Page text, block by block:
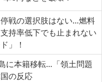
戦の選択肢はない…燃料
持率低下でも止まれない
」！
に本籍移転…「領土問題
の反応